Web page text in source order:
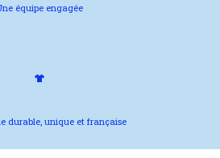
équipe engagée
durable, unique et française